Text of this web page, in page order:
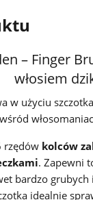
– Finger
włosiem
w użyciu
rzędów kolców
. Zapewni
bardzo grubych
idealnie